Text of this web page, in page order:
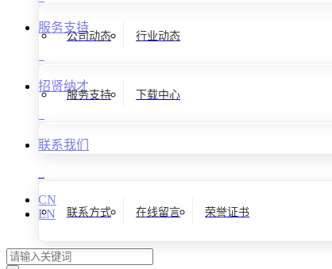
公司动态 行业动态
服务支持
服务支持 下载中心
招贤纳才
联系我们
联系方式 在线留言 荣誉证书
CN
EN